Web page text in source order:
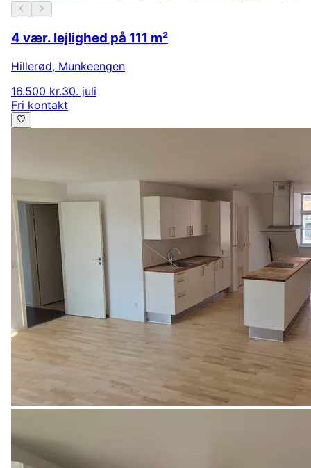
4 vær. lejlighed på 111 m²
Hillerød, Munkeengen
16.500 kr.30. juli
Fri kontakt